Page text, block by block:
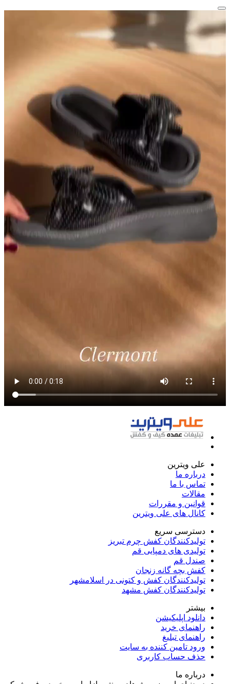
علی ویترین
درباره ما
تماس با ما
مقالات
قوانین و مقررات
کانال های علی ویترین
دسترسی سریع
تولیدکنندگان کفش چرم تبریز
تولیدی های دمپایی قم
صندل قم
کفش بچه گانه زنجان
تولیدکنندگان کفش و کتونی در اسلامشهر
تولیدکنندگان کفش مشهد
بیشتر
دانلود اپلیکیشن
راهنمای خرید
راهنمای تبلیغ
ورود تامین کننده به سایت
حذف حساب کاربری
درباره ما